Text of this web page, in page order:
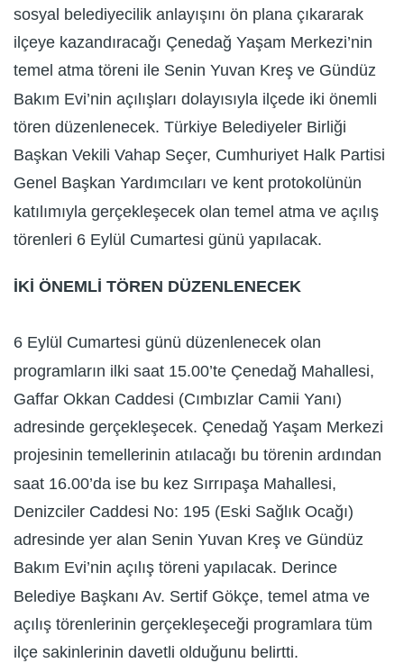
sosyal belediyecilik anlayışını ön plana çıkararak
ilçeye kazandıracağı Çenedağ Yaşam Merkezi’nin
temel atma töreni ile Senin Yuvan Kreş ve Gündüz
Bakım Evi’nin açılışları dolayısıyla ilçede iki önemli
tören düzenlenecek. Türkiye Belediyeler Birliği
Başkan Vekili Vahap Seçer, Cumhuriyet Halk Partisi
Genel Başkan Yardımcıları ve kent protokolünün
katılımıyla gerçekleşecek olan temel atma ve açılış
törenleri 6 Eylül Cumartesi günü yapılacak.
İKİ ÖNEMLİ TÖREN DÜZENLENECEK
6 Eylül Cumartesi günü düzenlenecek olan
programların ilki saat 15.00’te Çenedağ Mahallesi,
Gaffar Okkan Caddesi (Cımbızlar Camii Yanı)
adresinde gerçekleşecek. Çenedağ Yaşam Merkezi
projesinin temellerinin atılacağı bu törenin ardından
saat 16.00’da ise bu kez Sırrıpaşa Mahallesi,
Denizciler Caddesi No: 195 (Eski Sağlık Ocağı)
adresinde yer alan Senin Yuvan Kreş ve Gündüz
Bakım Evi’nin açılış töreni yapılacak. Derince
Belediye Başkanı Av. Sertif Gökçe, temel atma ve
açılış törenlerinin gerçekleşeceği programlara tüm
ilçe sakinlerinin davetli olduğunu belirtti.